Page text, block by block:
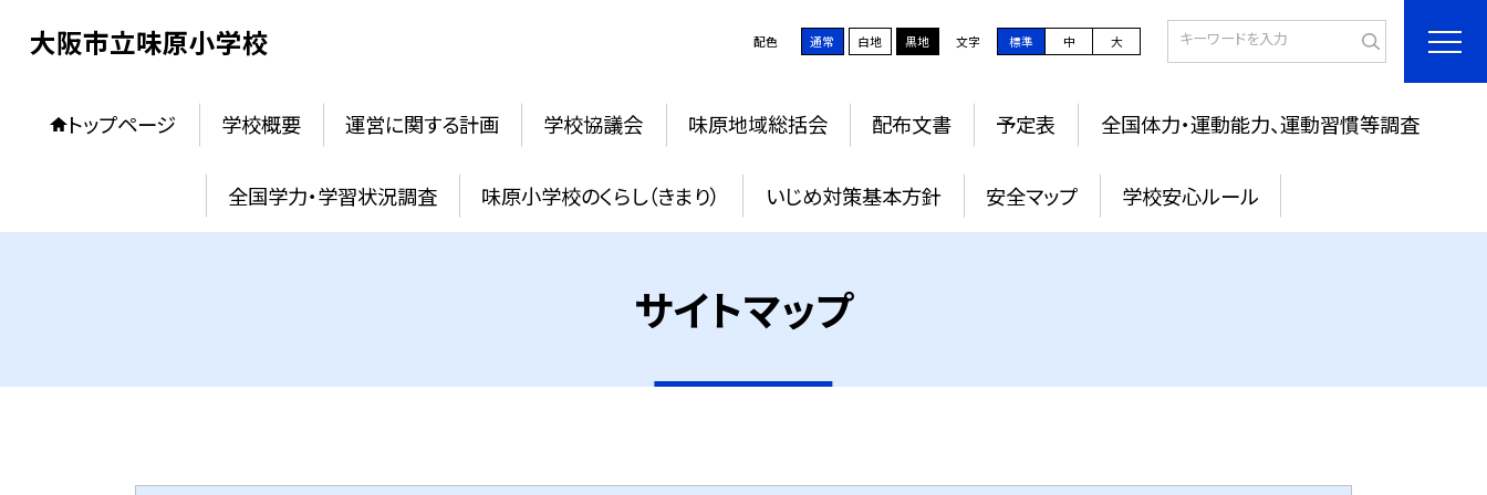
大阪市立味原小学校 配色 通常 白地 黒地 文字 標準 中 大
トップページ 学校概要 運営に関する計画 学校協議会 味原地域総括会 配布文書 予定表 全国体力・運動能力、運動習慣等調査
全国学力・学習状況調査 味原小学校のくらし（きまり） いじめ対策基本方針 安全マップ 学校安心ルール
サイトマップ